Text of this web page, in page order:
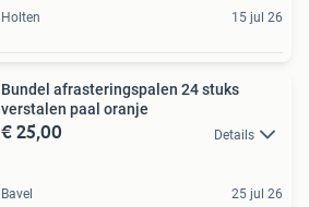
Holten 15 jul 26
Bundel afrasteringspalen 24 stuks
verstalen paal oranje
€ 25,00 Details
Bavel 25 jul 26